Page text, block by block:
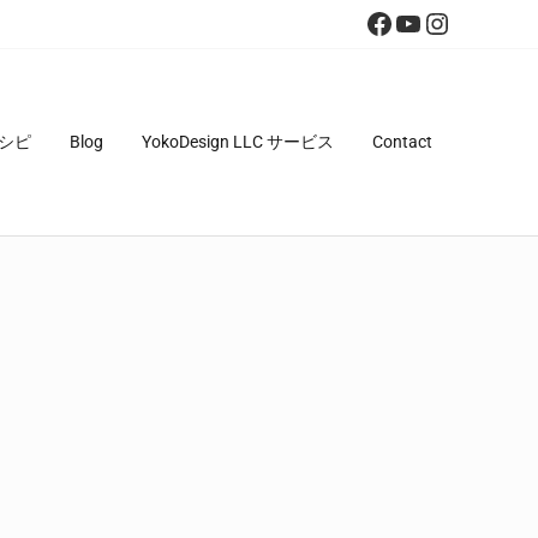
Facebook
YouTube
ピ Blog YokoDesign LLC サービス Contact